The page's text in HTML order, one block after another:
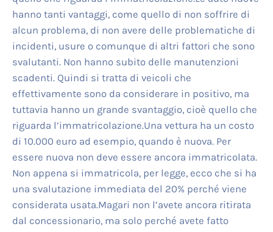
hanno tanti vantaggi, come quello di non soffrire di
alcun problema, di non avere delle problematiche di
incidenti, usure o comunque di altri fattori che sono
svalutanti. Non hanno subito delle manutenzioni
scadenti. Quindi si tratta di veicoli che
effettivamente sono da considerare in positivo, ma
tuttavia hanno un grande svantaggio, cioè quello che
riguarda l’immatricolazione.Una vettura ha un costo
di 10.000 euro ad esempio, quando è nuova. Per
essere nuova non deve essere ancora immatricolata.
Non appena si immatricola, per legge, ecco che si ha
una svalutazione immediata del 20% perché viene
considerata usata.Magari non l’avete ancora ritirata
dal concessionario, ma solo perché avete fatto